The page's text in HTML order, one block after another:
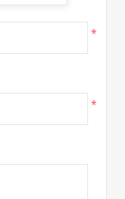
*
*